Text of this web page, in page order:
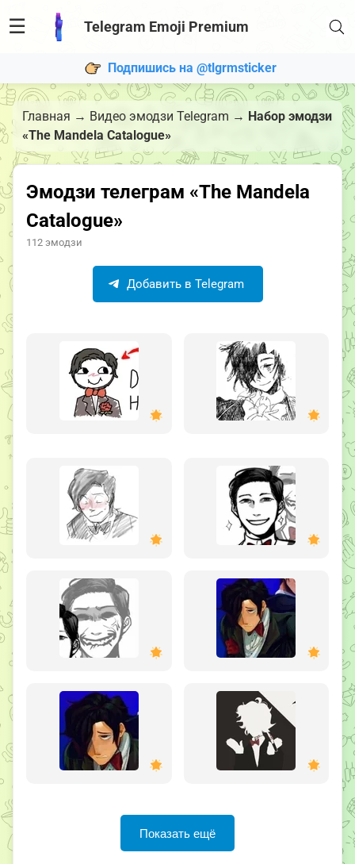
☰ Telegram Emoji Premium
Подпишись на @tlgrmsticker
Главная → Видео эмодзи Telegram → Набор эмодзи
«The Mandela Catalogue»
Эмодзи телеграм «The Mandela
Catalogue»
112 эмодзи
Добавить в Telegram
Показать ещё